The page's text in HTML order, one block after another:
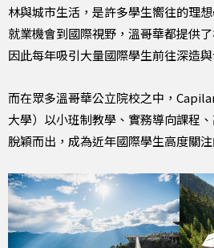
林與城市生活，是許多學生嚮往的理
就業機會到國際視野，溫哥華都提供
因此每年吸引大量國際學生前往深造與
而在眾多溫哥華公立院校之中，
大學）以小班制教學、實務導向課程
脫穎而出，成為近年國際學生高度關